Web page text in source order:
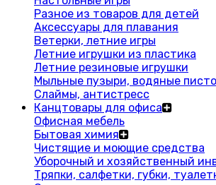
Разное из товаров для детей
Аксессуары для плавания
Ветерки, летние игры
Летние игрушки из пластика
Летние резиновые игрушки
Мыльные пузыри, водяные
Слаймы, антистресс
Канцтовары для офиса
Офисная мебель
Бытовая химия
Чистящие и моющие средства
Уборочный и хозяйственный
Тряпки, салфетки, губки,